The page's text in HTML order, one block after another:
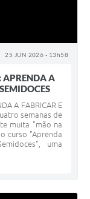
25 JUN 2026 - 13h58
APRENDA A
A FABRICAR E
semanas de
muita "mão na
curso "Aprenda
uma